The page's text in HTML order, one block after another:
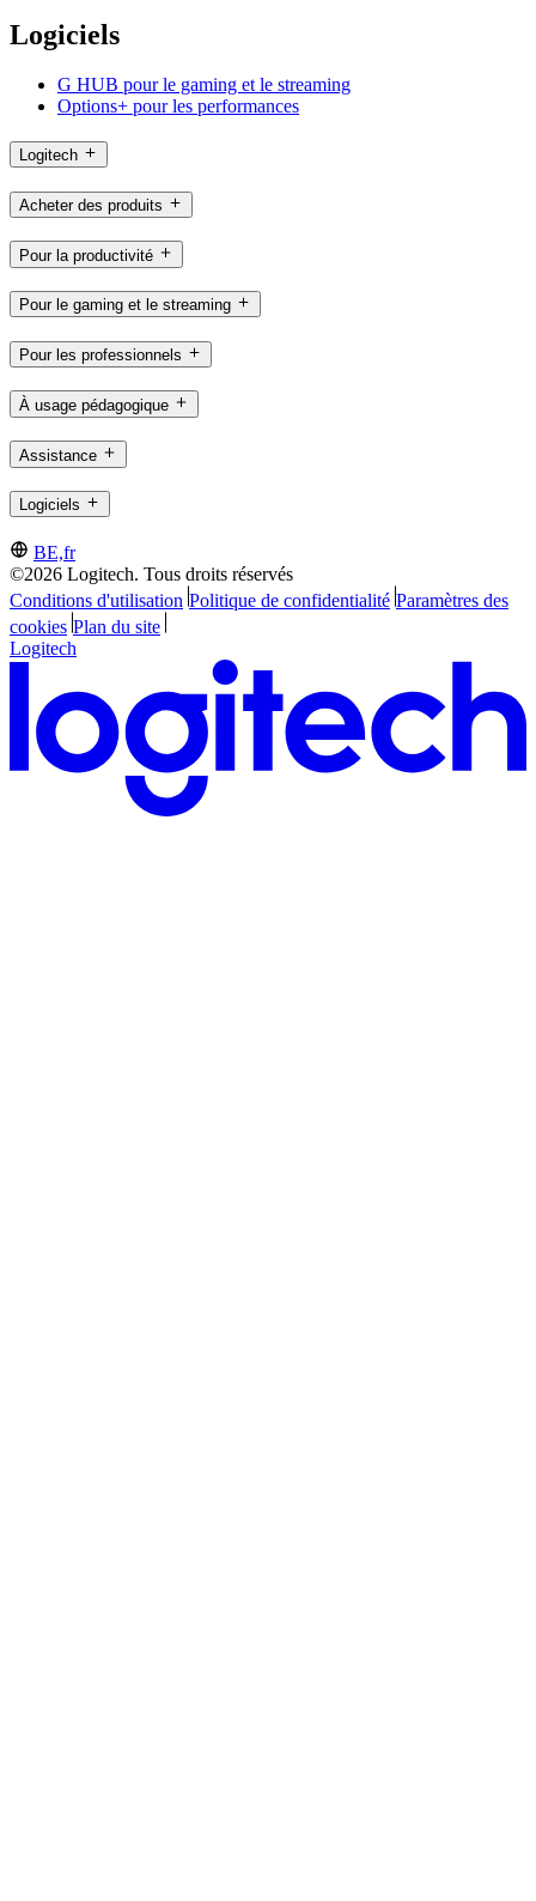
Logiciels
G HUB pour le gaming et le streaming
Options+ pour les performances
Logitech
Acheter des produits
Pour la productivité
Pour le gaming et le streaming
Pour les professionnels
À usage pédagogique
Assistance
Logiciels
BE,fr
©2026 Logitech. Tous droits réservés
Conditions d'utilisation Politique de confidentialité Paramètres des
cookies Plan du site
Logitech